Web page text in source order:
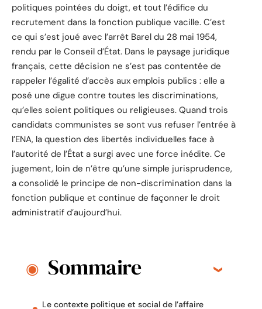
politiques pointées du doigt, et tout l’édifice du
recrutement dans la fonction publique vacille. C’est
ce qui s’est joué avec l’arrêt Barel du 28 mai 1954,
rendu par le Conseil d’État. Dans le paysage juridique
français, cette décision ne s’est pas contentée de
rappeler l’égalité d’accès aux emplois publics : elle a
posé une digue contre toutes les discriminations,
qu’elles soient politiques ou religieuses. Quand trois
candidats communistes se sont vus refuser l’entrée à
l’ENA, la question des libertés individuelles face à
l’autorité de l’État a surgi avec une force inédite. Ce
jugement, loin de n’être qu’une simple jurisprudence,
a consolidé le principe de non-discrimination dans la
fonction publique et continue de façonner le droit
administratif d’aujourd’hui.
Sommaire
Le contexte politique et social de l’affaire